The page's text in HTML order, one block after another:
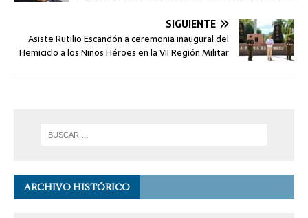
SIGUIENTE
Asiste Rutilio Escandón a ceremonia inaugural del
Hemiciclo a los Niños Héroes en la VII Región Militar
ARCHIVO HISTÓRICO